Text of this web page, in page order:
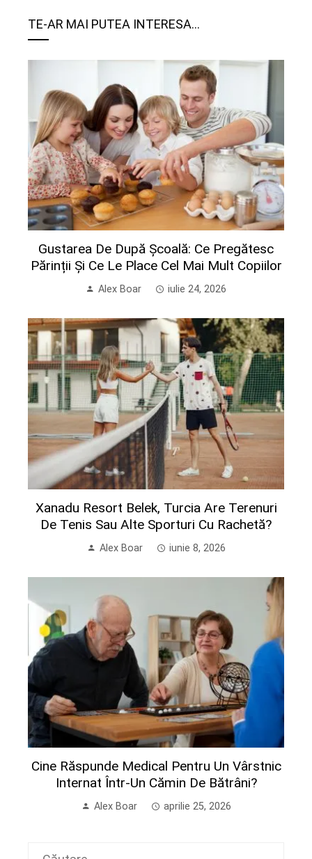
TE-AR MAI PUTEA INTERESA...
Gustarea De După Școală: Ce Pregătesc
Părinții Și Ce Le Place Cel Mai Mult Copiilor
Alex Boar iulie 24, 2026
Xanadu Resort Belek, Turcia Are Terenuri
De Tenis Sau Alte Sporturi Cu Rachetă?
Alex Boar iunie 8, 2026
Cine Răspunde Medical Pentru Un Vârstnic
Internat Într-Un Cămin De Bătrâni?
Alex Boar aprilie 25, 2026
Caută